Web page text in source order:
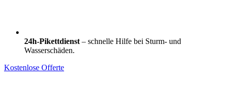
24h-Pikettdienst – schnelle Hilfe bei Sturm- und
Wasserschäden.
Kostenlose Offerte